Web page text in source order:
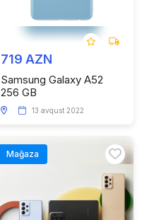
719 AZN
Samsung Galaxy A52
256 GB
13 avqust 2022
Mağaza